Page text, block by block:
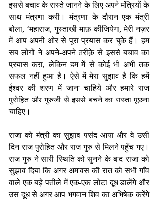
इससे बचाव के रास्ते जानने के लिए अपने मंत्रियों के
साथ मंत्रणा करी। मंत्रणा के दौरान एक मंत्री
बोला, ‘महाराज, गुस्ताखी माफ़ कीजियेगा, मेरी नज़र
में आप अपनी ओर से पूरा प्रयास कर चुके हैं। हम
सब लोगों ने अपने-अपने तरीक़े से इससे बचाव का
प्रयास करा, लेकिन हम में से कोई भी अभी तक
सफल नहीं हुआ है। ऐसे में मेरा सुझाव है कि हमें
ईश्वर की शरण में जाना चाहिये और हमारे राज
पुरोहित और गुरुजी से इससे बचने का रास्ता पूछना
चाहिए।
राजा को मंत्री का सुझाव पसंद आया और वे उसी
दिन राज पुरोहित और राज गुरु से मिलने पहुँच गए।
राज गुरु ने सारी स्थिति को सुनने के बाद राजा को
सुझाव दिया कि अगर अमावस की रात को सभी गाँव
वाले एक बड़े पतीले में एक-एक लोटा दूध डालेंगे और
उस दूध से अगर आप भगवान शिव का अभिषेक करेंगे